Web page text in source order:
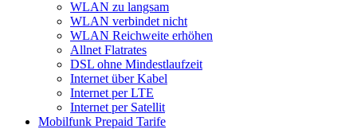
WLAN zu langsam
WLAN verbindet nicht
WLAN Reichweite erhöhen
Allnet Flatrates
DSL ohne Mindestlaufzeit
Internet über Kabel
Internet per LTE
Internet per Satellit
Mobilfunk Prepaid Tarife